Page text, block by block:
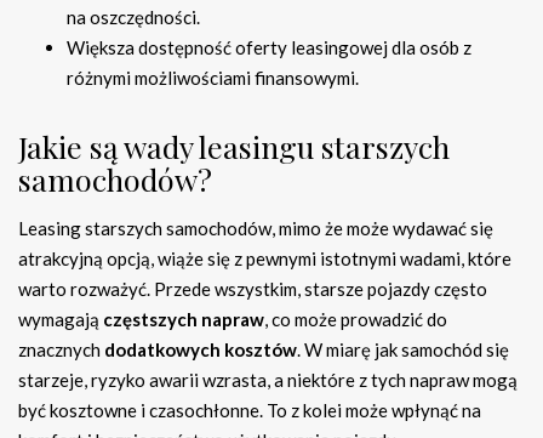
na oszczędności.
Większa dostępność oferty leasingowej dla osób z
różnymi możliwościami finansowymi.
Jakie są wady leasingu starszych
samochodów?
Leasing starszych samochodów, mimo że może wydawać się
atrakcyjną opcją, wiąże się z pewnymi istotnymi wadami, które
warto rozważyć. Przede wszystkim, starsze pojazdy często
wymagają częstszych napraw, co może prowadzić do
znacznych dodatkowych kosztów. W miarę jak samochód się
starzeje, ryzyko awarii wzrasta, a niektóre z tych napraw mogą
być kosztowne i czasochłonne. To z kolei może wpłynąć na